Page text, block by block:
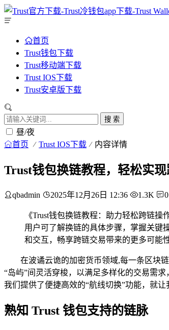
首页
Trust钱包下载
Trust移动端下载
Trust IOS下载
Trust安卓版下载
搜 索
昼/夜
首页 Trust IOS下载 内容详情
Trust钱包换链教程，轻松实
qbadmin 2025年12月26日 12:36 1.3K 0
《Trust钱包换链教程：助力轻松跨链操
用户可了解换链的具体步骤，掌握关键
和交互，畅享跨链交易带来的更多可能性
在波谲云诡的加密货币领域,每一条区块
“岛屿”间灵活穿梭，以满足多样化的交易需求
我们提供了便捷高效的“航线切换”功能，就让
熟知 Trust 钱包支持的链脉